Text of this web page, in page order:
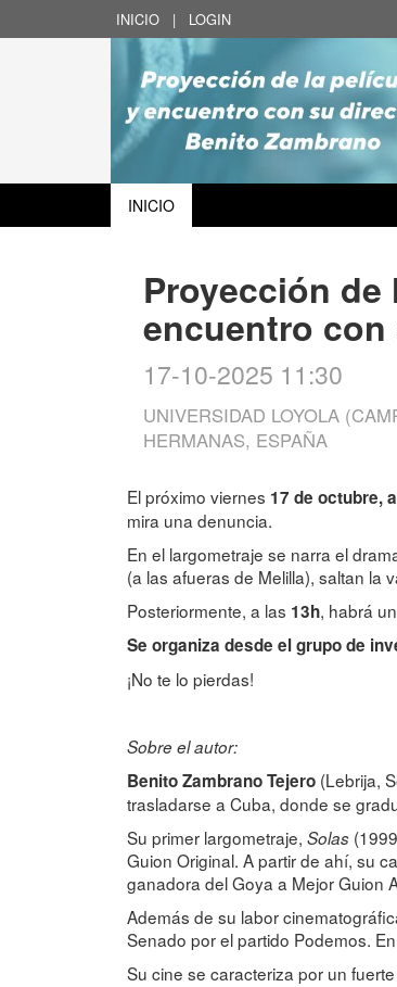
INICIO | LOGIN
INICIO
Proyección
encuentro
17-10-2025 11:30
UNIVERSIDAD LOYOLA
HERMANAS, ESPAÑA
El próximo viernes 17 de octubre,
mira una denuncia.
En el largometraje se narra el
(a las afueras de Melilla), saltan la
Posteriormente, a las 13h, habrá
Se organiza desde el grupo de
¡No te lo pierdas!
Sobre el autor:
Benito Zambrano Tejero (Lebrija,
trasladarse a Cuba, donde se
Su primer largometraje, Solas
Guion Original. A partir de ahí, su
ganadora del Goya a Mejor Guion
Además de su labor
Senado por el partido Podemos.
Su cine se caracteriza por un